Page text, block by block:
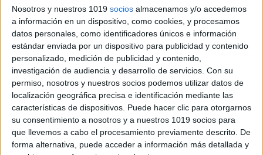
Nosotros y nuestros 1019 socios almacenamos y/o accedemos
a información en un dispositivo, como cookies, y procesamos
datos personales, como identificadores únicos e información
estándar enviada por un dispositivo para publicidad y contenido
personalizado, medición de publicidad y contenido,
investigación de audiencia y desarrollo de servicios. Con su
permiso, nosotros y nuestros socios podemos utilizar datos de
localización geográfica precisa e identificación mediante las
características de dispositivos. Puede hacer clic para otorgarnos
su consentimiento a nosotros y a nuestros 1019 socios para
que llevemos a cabo el procesamiento previamente descrito. De
forma alternativa, puede acceder a información más detallada y
Preciosos calendarios Disney curso 2026-
2027
Publicado hace 8 horas
Hoy compartimos un recurso especialmente bonito y
práctico para preparar el nuevo curso escolar: una
colección de calendarios mensuales inspirados en
personajes Disney para el curso 2026-2027. El
material incluye […]
SEGUIR LEYENDO